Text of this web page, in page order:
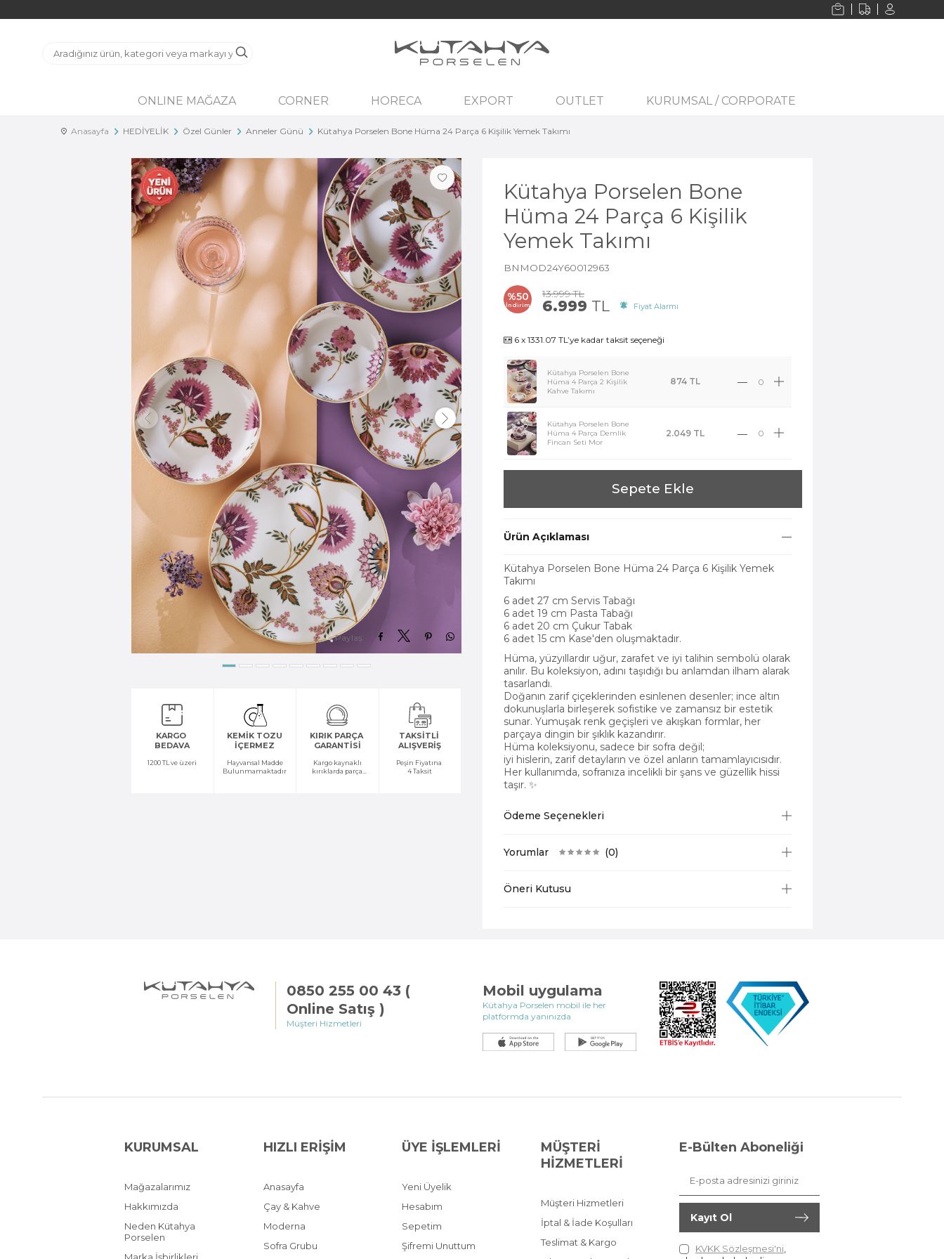
ONLINE MAĞAZA CORNER HORECA EXPORT OUTLET KURUMSAL / CORPORATE
Anasayfa HEDİYELİK Özel Günler Anneler Günü Kütahya Porselen Bone Hüma 24 Parça 6 Kişilik Yemek Takımı
Paylaş:
KARGO
BEDAVA
1200 TL ve üzeri
KEMİK TOZU
İÇERMEZ
Hayvansal Madde
Bulunmamaktadır
KIRIK PARÇA
GARANTİSİ
Kargo kaynaklı
kırıklarda parça
TAKSİTLİ
ALIŞVERİŞ
Peşin Fiyatına
4 Taksit
Kütahya Porselen Bone
Hüma 24 Parça 6 Kişilik
Yemek Takımı
BNMOD24Y60012963
%50
İndirim
13.999TL
6.999 TL Fiyat Alarmı
6 x 1331.07 TL’ye kadar taksit seçeneği
Kütahya Porselen Bone
Hüma 4 Parça 2 Kişilik
Kahve Takımı
874 TL
Kütahya Porselen Bone
Hüma 4 Parça Demlik
Fincan Seti Mor
2.049 TL
Sepete Ekle
Ürün Açıklaması
Kütahya Porselen Bone Hüma 24 Parça 6 Kişilik Yemek
Takımı
6 adet 27 cm Servis Tabağı
6 adet 19 cm Pasta Tabağı
6 adet 20 cm Çukur Tabak
6 adet 15 cm Kase'den oluşmaktadır.
Hüma, yüzyıllardır uğur, zarafet ve iyi talihin sembolü olarak
anılır. Bu koleksiyon, adını taşıdığı bu anlamdan ilham alarak
tasarlandı.
Doğanın zarif çiçeklerinden esinlenen desenler; ince altın
dokunuşlarla birleşerek sofistike ve zamansız bir estetik
sunar. Yumuşak renk geçişleri ve akışkan formlar, her
parçaya dingin bir şıklık kazandırır.
Hüma koleksiyonu, sadece bir sofra değil;
iyi hislerin, zarif detayların ve özel anların tamamlayıcısıdır.
Her kullanımda, sofranıza incelikli bir şans ve güzellik hissi
taşır. ✨
Ödeme Seçenekleri
Yorumlar (0)
Öneri Kutusu
0850 255 00 43 (
Online Satış )
Müşteri Hizmetleri
Mobil uygulama
Kütahya Porselen mobil ile her
platformda yanınızda
KURUMSAL
Mağazalarımız
Hakkımızda
Neden Kütahya
Porselen
Marka İşbirlikleri
HIZLI ERİŞİM
Anasayfa
Çay & Kahve
Moderna
Sofra Grubu
ÜYE İŞLEMLERİ
Yeni Üyelik
Hesabım
Sepetim
Şifremi Unuttum
MÜŞTERİ
HİZMETLERİ
Müşteri Hizmetleri
İptal & İade Koşulları
Teslimat & Kargo
E-Bülten Aboneliği
Kayıt Ol
KVKK Sözleşmesi'ni